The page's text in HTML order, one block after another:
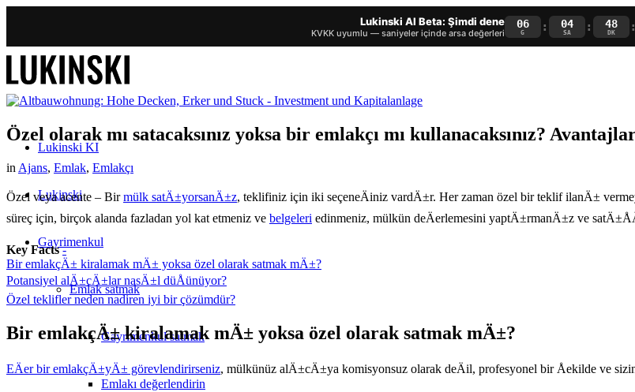
Lukinski AI Beta: Şimdi dene
KVKK uyumlu — saniyeler içinde arsa değerleri
06
G : 04
SA : 48
DK :
Lukinski KI
Lukinski
Gayrimenkul
Emlak satmak
Gayrimenkul satmak
Emlakı değerlendirin
Özel olarak mı satacaksınız yoksa bir emlakçı mı kullanacaksınız?
in Ajans, Emlak, Emlakçı
Özel veya acente – Birmülk satÄ±yorsanÄ±z, teklifiniz için iki seçeneÄiniz vardÄ±r. Her zaman özel bir teklif ilanÄ±
süreç için, birçok alanda fazladan yol kat etmeniz ve belgeleri edinmeniz, mülkün deÄerlemesini yaptÄ±rmanÄ±z ve
Key Facts -
Bir emlakçÄ± kiralamak mÄ± yoksa özel olarak satmak mÄ±?
Potansiyel alÄ±cÄ±lar nasÄ±l düÅünüyor?
Özel teklifler neden nadiren iyi bir çözümdür?
Bir emlakçÄ± kiralamak mÄ± yoksa özel olarak satmak mÄ±?
EÄer bir emlakçÄ±yÄ± görevlendirirseniz, mülkünüz alÄ±cÄ±ya komisyonsuz olarak deÄil, profesyonel bir Åekilde ve